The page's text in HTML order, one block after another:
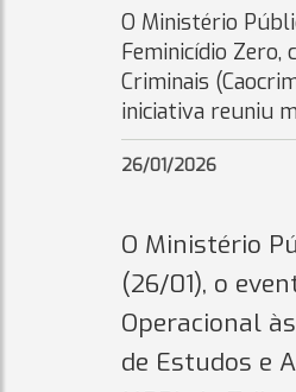
O Ministério
Feminicídio Zero,
Criminais
iniciativa reuniu
26/01/2026
O Ministério
(26/01), o
Operacional
de Estudos e